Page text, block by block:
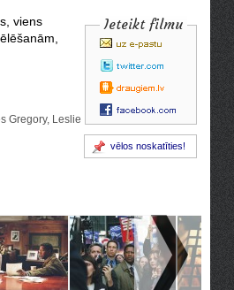
viens
Ieteikt filmu
vēlos noskatīties!
Gregory, Leslie